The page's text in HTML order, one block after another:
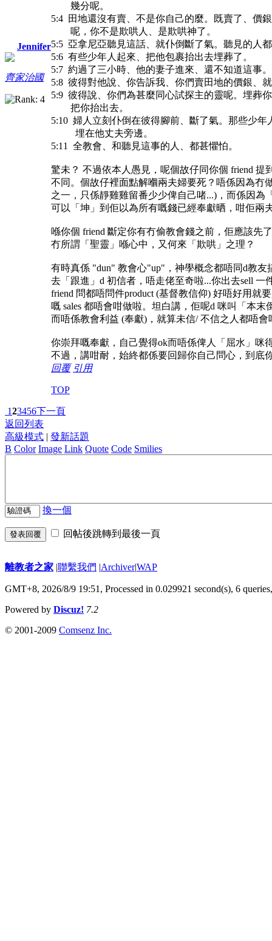
Jennifer
齊家治國
幾分呢。
5:4 田地還沒有賣、不是你自己的麼。既賣了、價
呢，你不是欺哄人、是欺哄神了。
5:5 亞拿尼亞聽見這話、就仆倒斷了氣。聽見的人
5:6 有些少年人起來、把他包裹抬出去埋葬了。
5:7 約過了三小時、他的妻子進來、還不知道這事
5:8 彼得對他說、你告訴我、你們賣田地的價銀、
5:9 彼得說、你們為甚麼同心試探主的靈呢。埋葬
把你抬出去。
5:10 婦人立刻仆倒在彼得腳前、斷了氣。那些少
埋在他丈夫旁邊。
5:11 全教會、和聽見這事的人、都甚懼怕。
驚未？ 不過依本人愚見，呢個故仔同你個 friend 提
不同。個故仔裡面點解嗰兩夫婦要死？唔係因為冇
之一，只係靜雞雞留番少少俾自己啫...)，而係因為
可以「坤」到佢以為所有嘅錢已經奉獻晒，咁佢兩
喺你個 friend 斷定你有冇偷教會錢之前，佢應該先
冇所謂「聖靈」喺心中，又何來「欺哄」之理？
有時真係 "dun" 教會心"up"，神學概念都唔同d教
去「跟進」d 初信者，唔走佬至奇啦...你出去sell 一
friend 問都唔問件product (基督教信仰) 好唔好用就
嘅 sales 都唔會咁做啦。坦白講，佢呢d 咪叫「本
而唔係教會利益 (奉獻)，就算未信/ 不信之人都唔會
你崇拜嘅奉獻，自己覺得ok而唔係俾人「屈水」咪
不過，講咁耐，始終都係要回歸你自己問心，到底
回覆 引用
TOP
123456下一頁
返回列表
高級模式 | 發新話題
B Color Image Link Quote Code Smilies
換一個
發表回覆 回帖後跳轉到最後一頁
離教者之家 |聯繫我們 |Archiver|WAP
GMT+8, 2026/8/9 19:51, Processed in 0.029921 second(s), 6
Powered by Discuz! 7.2
© 2001-2009 Comsenz Inc.